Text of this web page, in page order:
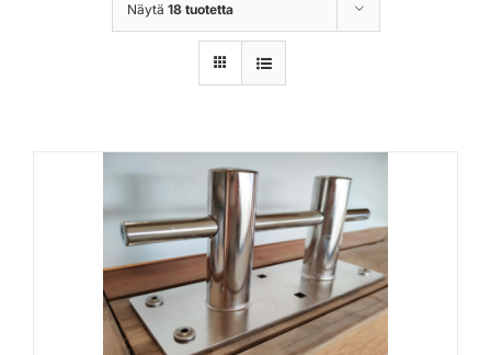
Valmistajat
Asiakaskokemuksia
Näytä 18 tuotetta